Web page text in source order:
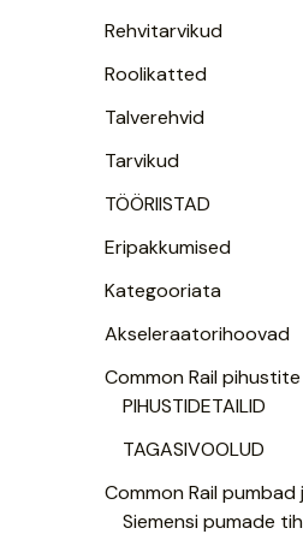
Rehvitarvikud
Roolikatted
Talverehvid
Tarvikud
TÖÖRIISTAD
Eripakkumised
Kategooriata
Akseleraatorihoovad
Common Rail
PIHUSTIDETAILID
TAGASIVOOLUD
Common Rail
Siemensi pumade